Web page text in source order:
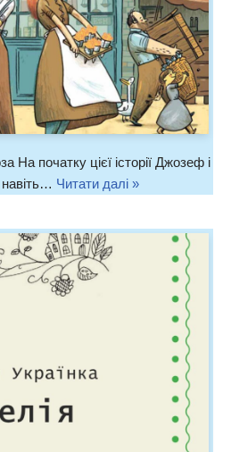
На початку цієї історії Джозеф і
Читати далі »